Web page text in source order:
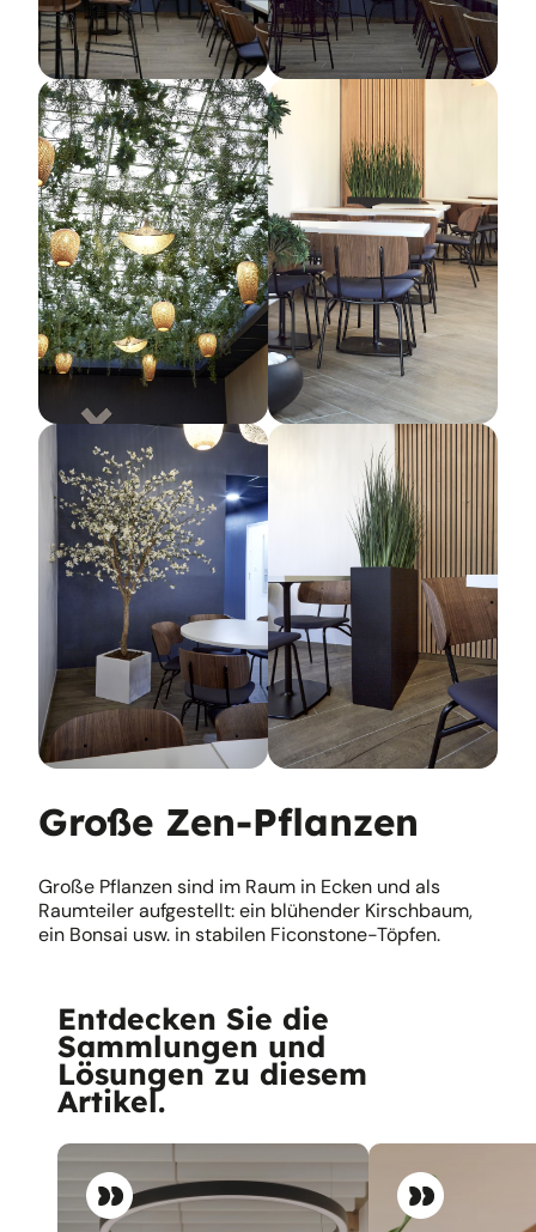
Große Zen-Pflanzen
Große Pflanzen sind im Raum in Ecken und als
Raumteiler aufgestellt: ein blühender Kirschbaum,
ein Bonsai usw. in stabilen Ficonstone-Töpfen.
Entdecken Sie die
Sammlungen und
Lösungen zu diesem
Artikel.